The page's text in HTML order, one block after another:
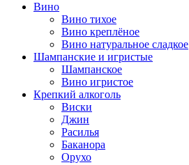
Вино
Вино тихое
Вино креплёное
Вино натуральное сладкое
Шампанские и игристые
Шампанское
Вино игристое
Крепкий алкоголь
Виски
Джин
Расилья
Баканора
Орухо